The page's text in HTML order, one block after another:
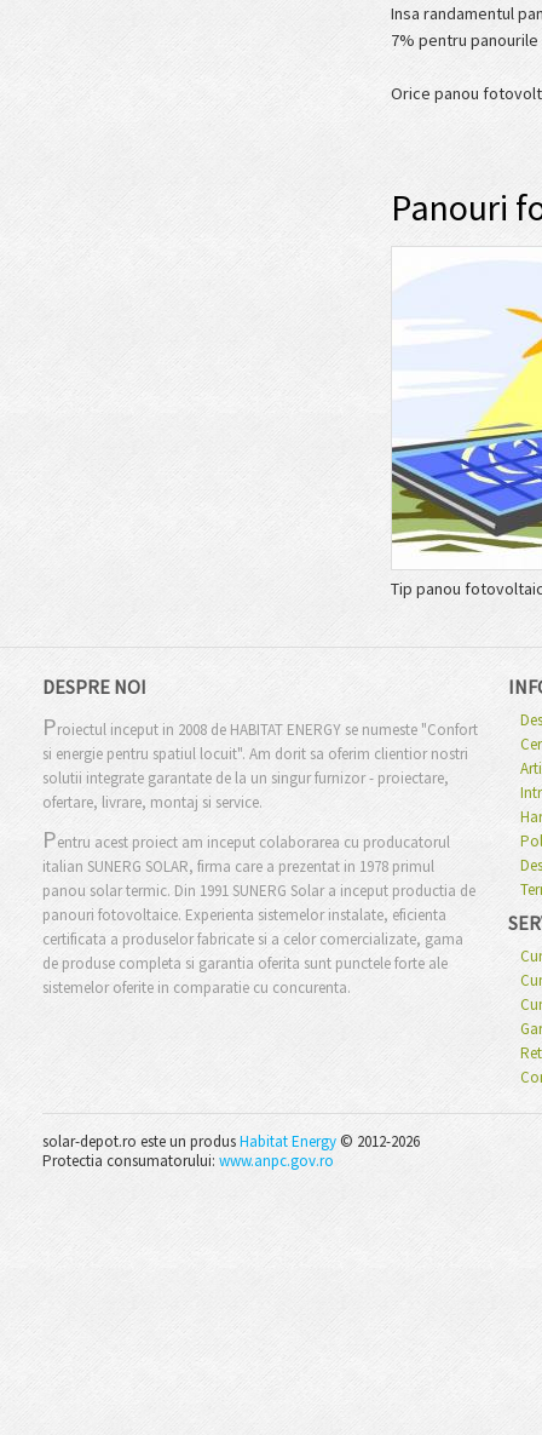
Insa randamentul
7% pentru panourile
Orice panou
Panouri
Tip panou
DESPRE NOI
Proiectul inceput in 2008 de HABITAT ENERGY se numeste "Confort
si energie pentru spatiul locuit". Am dorit sa oferim clientior nostri
solutii integrate garantate de la un singur furnizor - proiectare,
ofertare, livrare, montaj si service.
Pentru acest proiect am inceput colaborarea cu producatorul
italian SUNERG SOLAR, firma care a prezentat in 1978 primul
panou solar termic. Din 1991 SUNERG Solar a inceput productia de
panouri fotovoltaice. Experienta sistemelor instalate, eficienta
certificata a produselor fabricate si a celor comercializate, gama
de produse completa si garantia oferita sunt punctele forte ale
sistemelor oferite in comparatie cu concurenta.
solar-depot.ro este un produsHabitat Energy© 2012-2026
Protectia consumatorului: www.anpc.gov.ro